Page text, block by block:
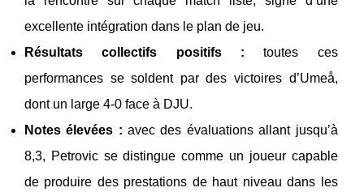
excellente intégration dans le plan de jeu.
Résultats collectifs positifs : toutes ces
performances se soldent par des victoires d’Umeå,
dont un large 4-0 face à DJU.
Notes élevées : avec des évaluations allant jusqu’à
8,3, Petrovic se distingue comme un joueur capable
de produire des prestations de haut niveau dans les